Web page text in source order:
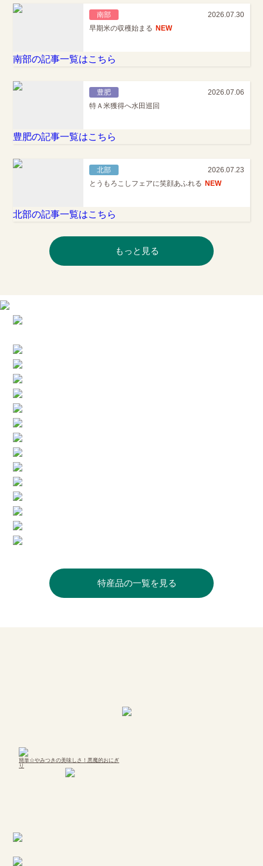
南部
2026.07.30
早期米の収穫始まる NEW
南部の記事一覧はこちら
豊肥
2026.07.06
特Ａ米獲得へ水田巡回
豊肥の記事一覧はこちら
北部
2026.07.23
とうもろこしフェアに笑顔あふれる NEW
北部の記事一覧はこちら
もっと見る
特産品の一覧を見る
簡単☆やみつきの美味しさ！悪魔的おにぎ
り